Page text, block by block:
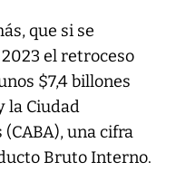
que si se
el retroceso
$7,4 billones
la Ciudad
una cifra
Bruto Interno.